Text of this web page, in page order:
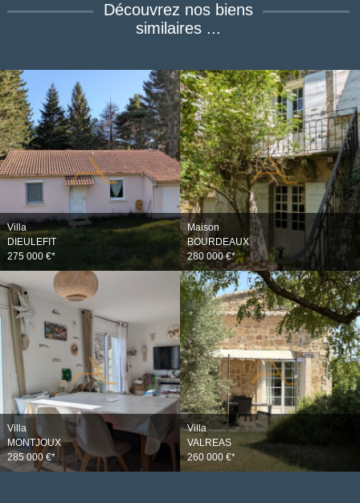
Découvrez nos biens
similaires ...
Villa
DIEULEFIT
275 000 €*
Maison
BOURDEAUX
280 000 €*
Villa
MONTJOUX
285 000 €*
Villa
VALREAS
260 000 €*